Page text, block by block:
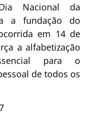
Nacional da
a fundação do
em 14 de
a alfabetização
para o
de todos os